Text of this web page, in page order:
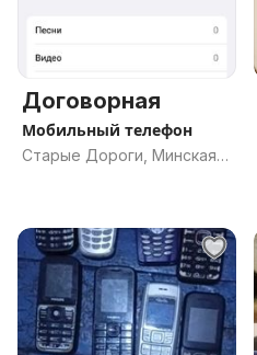
Договорная
Мобильный телефон
Старые Дороги, Минская